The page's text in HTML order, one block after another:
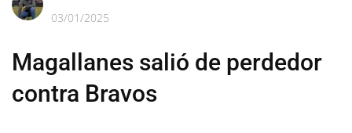
03/01/2025
Magallanes salió de perdedor
contra Bravos